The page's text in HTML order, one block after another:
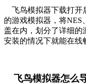
飞鸟模拟器下载打开
的游戏模拟器，将
盖在内，划分了详细的
安装的情况下就能在线
飞鸟模拟器怎么